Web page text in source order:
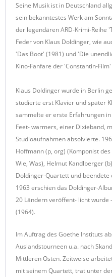
Seine Musik ist in Deutschland
sein bekanntestes Werk am
der legendären ARD-Krimi-Reihe
Feder von Klaus Doldinger, wie
'Das Boot' (1981) und 'Die
Kino-Fanfare der 'Constantin-
Klaus Doldinger wurde in Berlin
studierte erst Klavier und später
sammelte er erste Erfahrungen
Feet- warmers, einer Dixieband,
Studioaufnahmen absolvierte.
Hoffmann (p, org) (Komponist
Wie, Was), Helmut Kandlberger
Doldinger-Quartett und beendete
1963 erschien das Doldinger-
20 Ländern veröffent- licht wurde
(1964).
Im Auftrag des Goethe Instituts
Auslandstourneen u.a. nach
Mittleren Osten. Zeitweise
mit seinem Quartett, trat unter